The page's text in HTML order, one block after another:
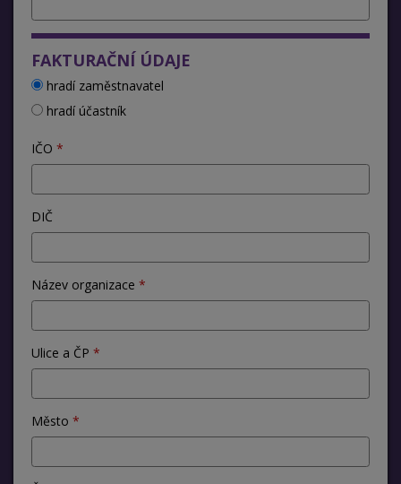
FAKTURAČNÍ ÚDAJE
hradí zaměstnavatel
hradí účastník
IČO
DIČ
Název organizace
Ulice a ČP
Město